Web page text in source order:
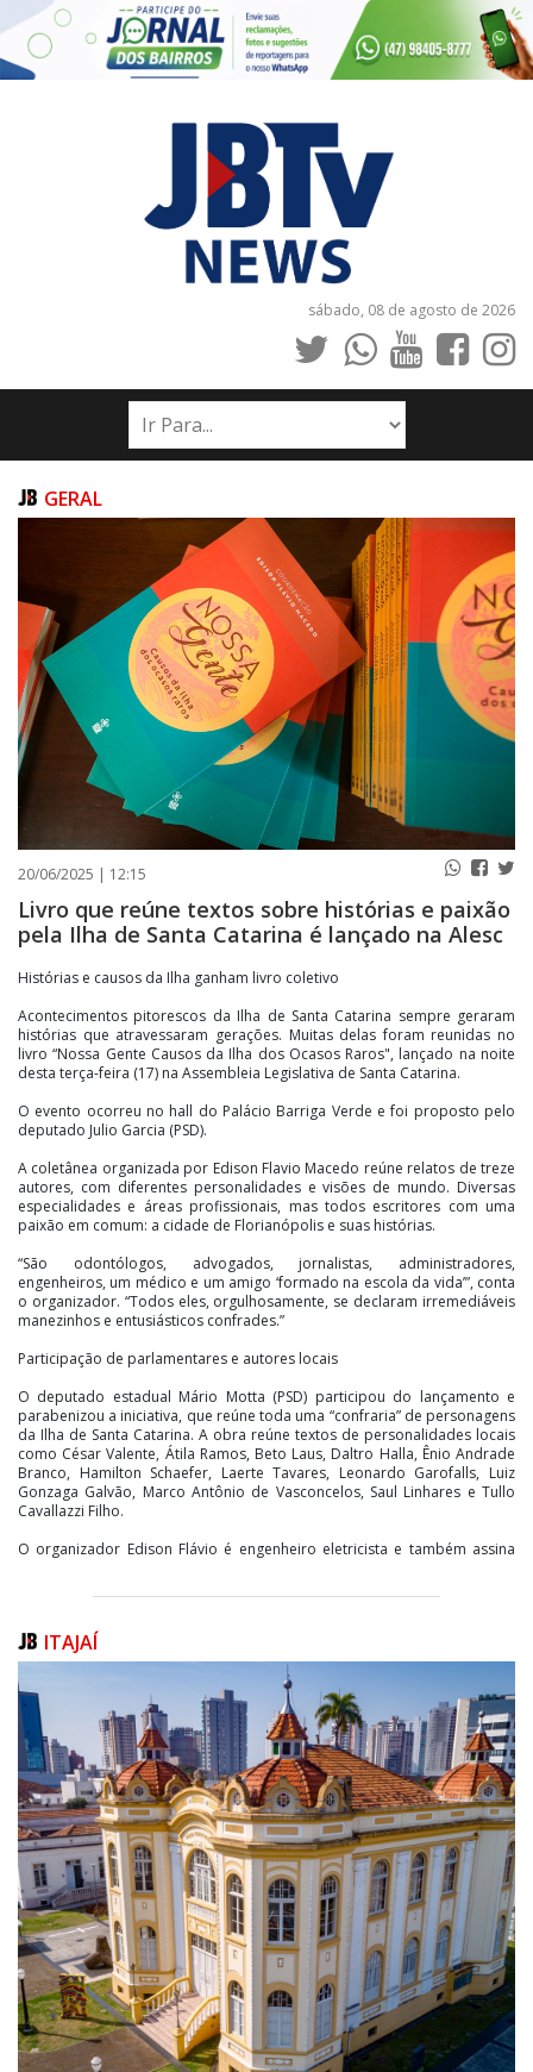
sábado, 08 de agosto de 2026
INÍCIO
NOTÍCIAS
PUBLICAÇÕES LEGAIS
CONTATO
GERAL
20/06/2025 | 12:15
Livro que reúne textos sobre histórias e paixão
pela Ilha de Santa Catarina é lançado na Alesc
Histórias e causos da Ilha ganham livro coletivo
Acontecimentos pitorescos da Ilha de Santa Catarina sempre geraram
histórias que atravessaram gerações. Muitas delas foram reunidas no
livro “Nossa Gente Causos da Ilha dos Ocasos Raros", lançado na noite
desta terça-feira (17) na Assembleia Legislativa de Santa Catarina.
O evento ocorreu no hall do Palácio Barriga Verde e foi proposto pelo
deputado Julio Garcia (PSD).
A coletânea organizada por Edison Flavio Macedo reúne relatos de treze
autores, com diferentes personalidades e visões de mundo. Diversas
especialidades e áreas profissionais, mas todos escritores com uma
paixão em comum: a cidade de Florianópolis e suas histórias.
“São odontólogos, advogados, jornalistas, administradores,
engenheiros, um médico e um amigo ‘formado na escola da vida’”, conta
o organizador. “Todos eles, orgulhosamente, se declaram irremediáveis
manezinhos e entusiásticos confrades.”
Participação de parlamentares e autores locais
O deputado estadual Mário Motta (PSD) participou do lançamento e
parabenizou a iniciativa, que reúne toda uma “confraria” de personagens
da Ilha de Santa Catarina. A obra reúne textos de personalidades locais
como César Valente, Átila Ramos, Beto Laus, Daltro Halla, Ênio Andrade
Branco, Hamilton Schaefer, Laerte Tavares, Leonardo Garofalls, Luiz
Gonzaga Galvão, Marco Antônio de Vasconcelos, Saul Linhares e Tullo
Cavallazzi Filho.
O organizador Edison Flávio é engenheiro eletricista e também assina
(Com a colaboração de Fabricio Escandiuzzi)
FOTO: Bruno Collaço / AGÊNCIA AL
ITAJAÍ